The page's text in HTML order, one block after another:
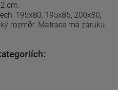
cm.
195x80, 195x85, 200x80,
rozměr. Matrace má záruku